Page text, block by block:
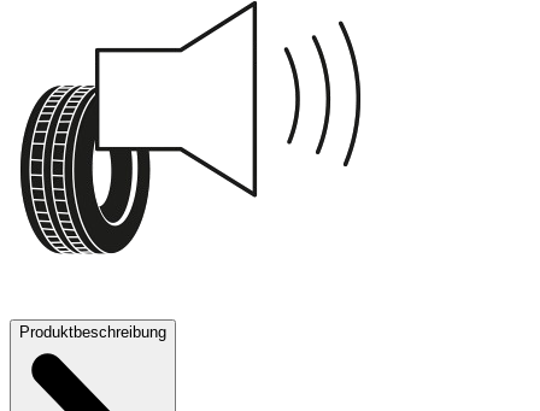
Produktbeschreibung